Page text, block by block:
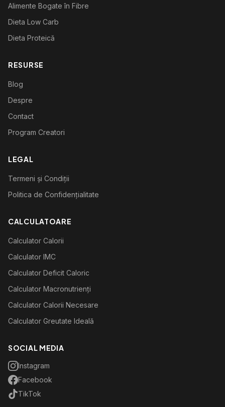
Alimente Bogate în Fibre
Dieta Low Carb
Dieta Proteică
RESURSE
Blog
Despre
Contact
Program Creatori
LEGAL
Termeni și Condiții
Politica de Confidențialitate
CALCULATOARE
Calculator Calorii
Calculator IMC
Calculator Deficit Caloric
Calculator Macronutrienți
Calculator Calorii Necesare
Calculator Greutate Ideală
SOCIAL MEDIA
Instagram
Facebook
TikTok